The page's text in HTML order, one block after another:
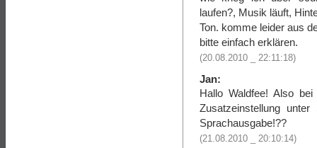
laufen?, Musik läuft,
Ton. komme leider aus
bitte einfach erklären.
(20.08.2010 _ 22:11:18)
Jan:
Hallo Waldfee! Also
Zusatzeinstellung
Sprachausgabe!??
(21.08.2010 _ 20:10:14)